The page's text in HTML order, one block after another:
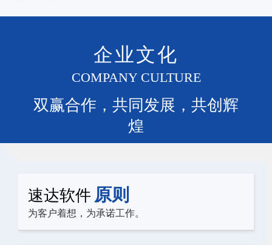
企业文化
COMPANY CULTURE
双赢合作，共同发展，共创辉
煌
速达软件 原则
为客户着想，为承诺工作。